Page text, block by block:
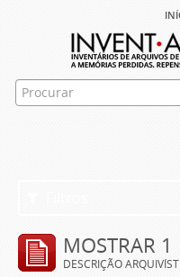
MOSTRAR 1
DESCRIÇÃO